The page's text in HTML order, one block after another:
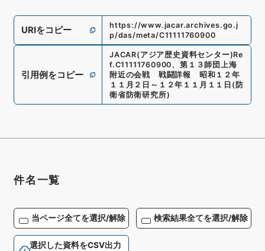
URIをコピー
https://www.jacar.archives.go.j
p/das/meta/C11111760900
引用例をコピー
JACAR(アジア歴史資料センター)Re
f.C11111760900、 第１３師団上海
附近の会戦 戦闘詳報 昭和１２年
１１月２日～１２年１１月１１日 ( 防
衛省防衛研究所)
件名一覧
当ページ全てを選択/解除 検索結果全てを選択/解除
選択した資料をCSV出力